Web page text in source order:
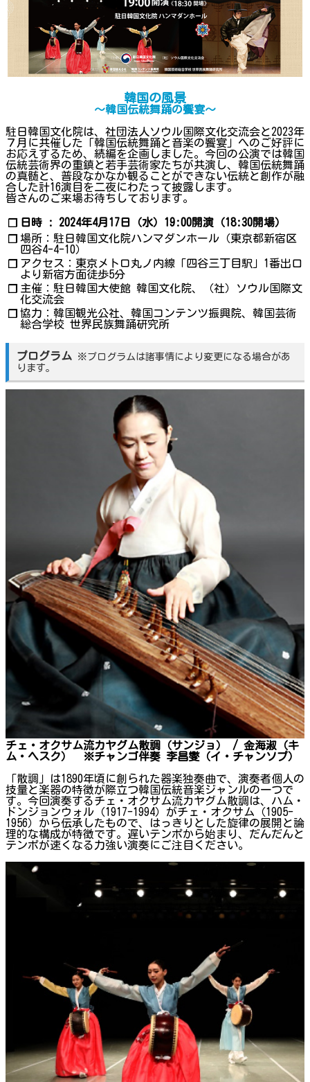
韓国の風景
～韓国伝統舞踊の饗宴～
駐日韓国文化院は、社団法人ソウル国際文化交流会と2023年
７月に共催した「韓国伝統舞踊と音楽の饗宴」へのご好評に
お応えするため、続編を企画しました。今回の公演では韓国
伝統芸術界の重鎮と若手芸術家たちが共演し、韓国伝統舞踊
の真髄と、普段なかなか観ることができない伝統と創作が融
合した計16演目を二夜にわたって披露します。
皆さんのご来場お待ちしております。
❐
日時 : 2024年4月17日（水）19:00開演（18:30開場）
❐ 場所：駐日韓国文化院ハンマダンホール（東京都新宿区
四谷4-4-10）
❐ アクセス：東京メトロ丸ノ内線「四谷三丁目駅」1番出口
より新宿方面徒歩5分
❐ 主催：駐日韓国大使館 韓国文化院、（社）ソウル国際文
化交流会
❐ 協力：韓国観光公社、韓国コンテンツ振興院、韓国芸術
総合学校 世界民族舞踊研究所
プログラム
※プログラムは諸事情により変更になる場合があ
ります。
チェ・オクサム流カヤグム散調（サンジョ） / 金海淑（キ
ム・ヘスク） ※チャンゴ伴奏 李昌燮（イ・チャンソプ）
「散調」は1890年頃に創られた器楽独奏曲で、演奏者個人の
技量と楽器の特徴が際立つ韓国伝統音楽ジャンルの一つで
す。今回演奏するチェ・オクサム流カヤグム散調は、ハム・
ドンジョンウォル（1917-1994）がチェ・オクサム（1905-
1956）から伝承したもので、はっきりとした旋律の展開と論
理的な構成が特徴です。遅いテンポから始まり、だんだんと
テンポが速くなる力強い演奏にご注目ください。